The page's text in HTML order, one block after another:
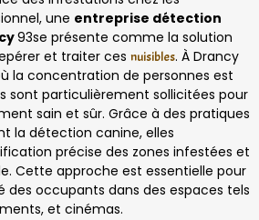
une entreprise détection
93se présente comme la solution
et traiter ces nuisibles. À Drancy
la concentration de personnes est
sont particulièrement sollicitées pour
sain et sûr. Grâce à des pratiques
la détection canine, elles
précise des zones infestées et
Cette approche est essentielle pour
des occupants dans des espaces tels
et cinémas.